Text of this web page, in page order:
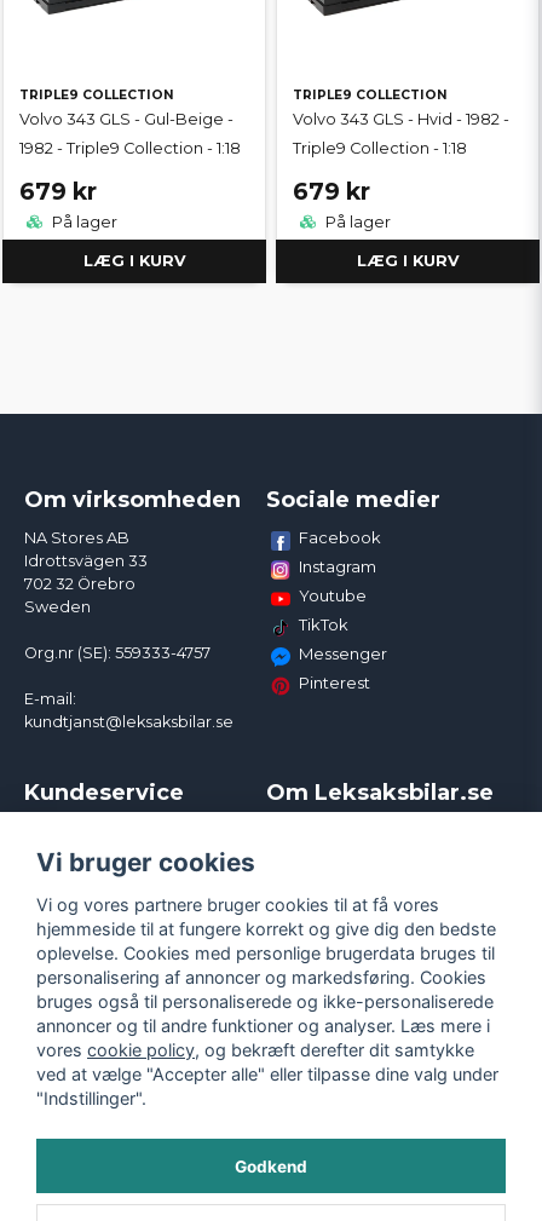
TRIPLE9 COLLECTION
Volvo 343 GLS - Gul-Beige -
1982 - Triple9 Collection - 1:18
679 kr
På lager
LÆG I KURV
TRIPLE9 COLLECTION
Volvo 343 GLS - Hvid - 1982 -
Triple9 Collection - 1:18
679 kr
På lager
LÆG I KURV
Om virksomheden
NA Stores AB
Idrottsvägen 33
702 32 Örebro
Sweden
Org.nr (SE): 559333-4757
E-mail:
kundtjanst@leksaksbilar.se
Sociale medier
Facebook
Instagram
Youtube
TikTok
Messenger
Pinterest
Kundeservice
Kampagner og rabatter
Reklamation
Policy chase cars
Returnera
Logga in
Om Leksaksbilar.se
Handelsbetingelser
Persondatapolitik
Cookies
Vi bruger cookies
Vi og vores partnere bruger cookies til at få vores
hjemmeside til at fungere korrekt og give dig den bedste
oplevelse. Cookies med personlige brugerdata bruges til
personalisering af annoncer og markedsføring. Cookies
bruges også til personaliserede og ikke-personaliserede
annoncer og til andre funktioner og analyser. Læs mere i
vores cookie policy, og bekræft derefter dit samtykke
ved at vælge "Accepter alle" eller tilpasse dine valg under
"Indstillinger".
Godkend